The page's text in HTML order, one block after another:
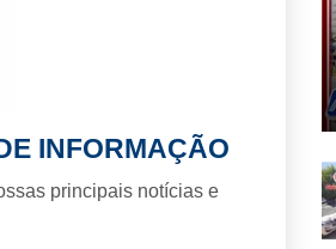
INFORMAÇÃO
principais notícias e